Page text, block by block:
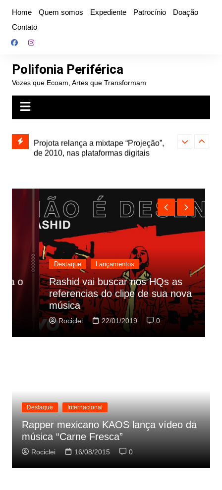
conteúdo
Home Quem somos Expediente Patrocínio
Doação
Contato
Polifonia Periférica
Vozes que Ecoam, Artes que Transformam
e abre
autoral,
Projota relança a mixtape “Projeção”,
de 2010, nas plataformas digitais
Farofa
Destaque Lançamentos
Rashid vai buscar nos HQs as
referencias do clipe de sua nova
música
Rociclei 22/01/2019 0
Destaque Internacional
Rapper mexicano KAOS lança vídeo da
música “Carne Fresca”
Rociclei 16/08/2015 0